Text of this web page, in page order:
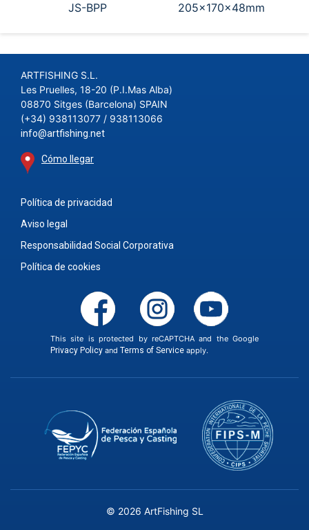
JS-BPP
205x170x48mm
ARTFISHING S.L.
Les Pruelles, 18-20 (P.I.Mas Alba)
08870 Sitges (Barcelona) SPAIN
(+34) 938113077 / 938113066
info@artfishing.net
Cómo llegar
Política de privacidad
Aviso legal
Responsabilidad Social Corporativa
Política de cookies
This site is protected by reCAPTCHA and the Google
Privacy Policyand Terms of Serviceapply.
© 2026 ArtFishing SL